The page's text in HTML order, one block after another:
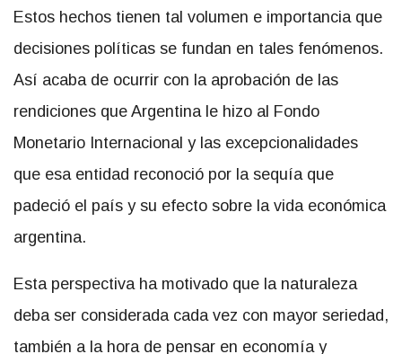
Estos hechos tienen tal volumen e importancia que
decisiones políticas se fundan en tales fenómenos.
Así acaba de ocurrir con la aprobación de las
rendiciones que Argentina le hizo al Fondo
Monetario Internacional y las excepcionalidades
que esa entidad reconoció por la sequía que
padeció el país y su efecto sobre la vida económica
argentina.
Esta perspectiva ha motivado que la naturaleza
deba ser considerada cada vez con mayor seriedad,
también a la hora de pensar en economía y